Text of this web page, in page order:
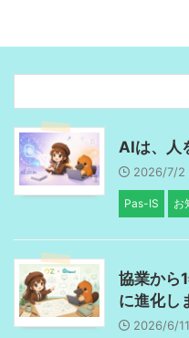
AIは、人
2026/7/2
Pas-IS お
協業から
に進化し
2026/6/11